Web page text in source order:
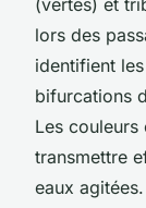
lors des
identifient
bifurcations
Les
transmettre
eaux agitées.